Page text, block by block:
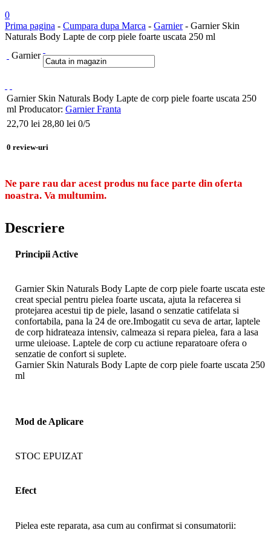
0
Prima pagina - Cumpara dupa Marca - Garnier- Garnier Skin
Naturals Body Lapte de corp piele foarte uscata 250 ml
Garnier
Garnier Skin Naturals Body Lapte de corp piele foarte uscata 250
ml Producator: Garnier Franta
22,70 lei 28,80 lei 0/5
0 review-uri
Ne pare rau dar acest produs nu face parte din oferta
noastra. Va multumim.
Descriere
Principii Active
Garnier Skin Naturals Body Lapte de corp piele foarte uscata este
creat special pentru pielea foarte uscata, ajuta la refacerea si
protejarea acestui tip de piele, lasand o senzatie catifelata si
confortabila, pana la 24 de ore.Imbogatit cu seva de artar, laptele
de corp hidrateaza intensiv, calmeaza si repara pielea, fara a lasa
urme uleioase. Laptele de corp cu actiune reparatoare ofera o
senzatie de confort si suplete.
Garnier Skin Naturals Body Lapte de corp piele foarte uscata 250
ml
Mod de Aplicare
STOC EPUIZAT
Efect
Pielea este reparata, asa cum au confirmat si consumatorii: